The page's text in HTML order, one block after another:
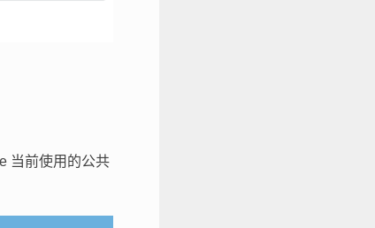
当前使用的公共